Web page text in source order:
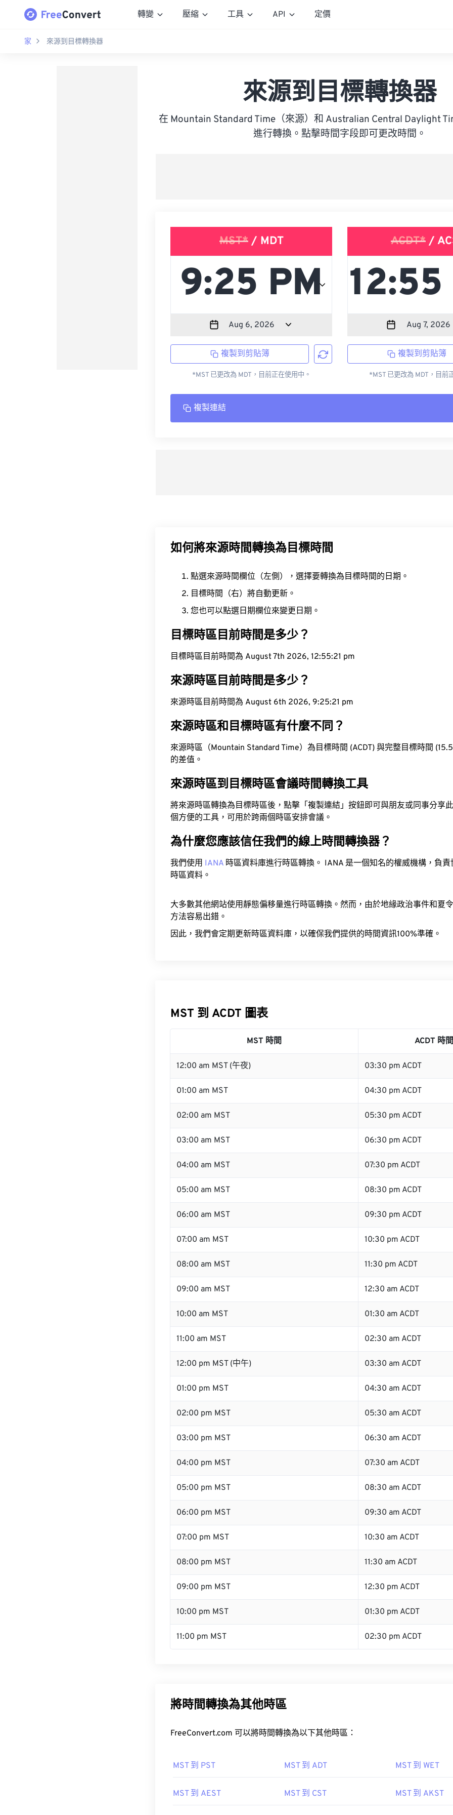
轉變 壓縮 工具 API 定價
家 來源到目標轉換器
來源到目標轉換器
在 Mountain Standard Time（來源）和 Australian Central Daylight
進行轉換。點擊時間字段即可更改時間。
MST*/ MDT
複製到剪貼簿
*MST 已更改為 MDT，目前正在使用中。
ACDT* /
複製到剪貼簿
*MST 已更改為 MDT，目前
複製連結
如何將來源時間轉換為目標時間
點選來源時間欄位（左側），選擇要轉換為目標時間的日期。
目標時間（右）將自動更新。
您也可以點選日期欄位來變更日期。
目標時區目前時間是多少？
目標時區目前時間為 August 7th 2026, 12:55:22 pm
來源時區目前時間是多少？
來源時區目前時間為 August 6th 2026, 9:25:22 pm
來源時區和目標時區有什麼不同？
來源時區（Mountain Standard Time）為目標時間 (ACDT) 與完整目標時間
的差值。
來源時區到目標時區會議時間轉換工具
將來源時區轉換為目標時區後，點擊「複製連結」按鈕即可與朋友或同事分享
個方便的工具，可用於跨兩個時區安排會議。
為什麼您應該信任我們的線上時間轉換器？
我們使用 IANA 時區資料庫進行時區轉換。 IANA 是一個知名的權威機構，負
時區資料。
大多數其他網站使用靜態偏移量進行時區轉換。然而，由於地緣政治事件和夏
方法容易出錯。
因此，我們會定期更新時區資料庫，以確保我們提供的時間資訊100%準確。
MST 到 ACDT 圖表
MST 時間 ACDT 時間
12:00 am MST (午夜) 03:30 pm ACDT
01:00 am MST 04:30 pm ACDT
02:00 am MST 05:30 pm ACDT
03:00 am MST 06:30 pm ACDT
04:00 am MST 07:30 pm ACDT
05:00 am MST 08:30 pm ACDT
06:00 am MST 09:30 pm ACDT
07:00 am MST 10:30 pm ACDT
08:00 am MST 11:30 pm ACDT
09:00 am MST 12:30 am ACDT
10:00 am MST 01:30 am ACDT
11:00 am MST 02:30 am ACDT
12:00 pm MST (中午) 03:30 am ACDT
01:00 pm MST 04:30 am ACDT
02:00 pm MST 05:30 am ACDT
03:00 pm MST 06:30 am ACDT
04:00 pm MST 07:30 am ACDT
05:00 pm MST 08:30 am ACDT
06:00 pm MST 09:30 am ACDT
07:00 pm MST 10:30 am ACDT
08:00 pm MST 11:30 am ACDT
09:00 pm MST 12:30 pm ACDT
10:00 pm MST 01:30 pm ACDT
11:00 pm MST 02:30 pm ACDT
將時間轉換為其他時區
FreeConvert.com 可以將時間轉換為以下其他時區：
MST 到 PST MST 到 ADT MST 到 WET
MST 到 AEST MST 到 CST MST 到 AKST